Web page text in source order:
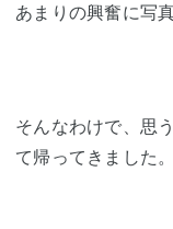
あまりの興奮に写
そんなわけで、思
て帰ってきました。